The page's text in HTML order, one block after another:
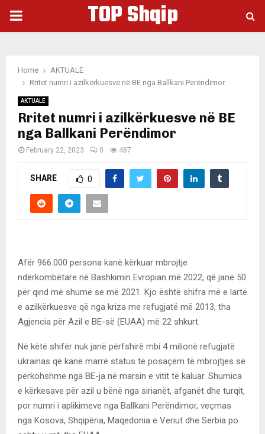
PRIMARY
TOP Shqip
Home
AKTUALE
Rritet numri i azilkërkuesve në BE nga Ballkani Perëndimor
AKTUALE
Rritet numri i azilkërkuesve në BE
nga Ballkani Perëndimor
February 22, 2023 0 487
SHARE 0
Afër 966.000 persona kanë kërkuar mbrojtje
ndërkombëtare në Bashkimin Evropian më 2022, që janë 50
për qind më shumë se më 2021. Kjo është shifra më e lartë
e azilkërkuesve që nga kriza me refugjatë më 2013, tha
Agjencia për Azil e BE-së (EUAA) më 22 shkurt.
Në këtë shifër nuk janë përfshirë mbi 4 milionë refugjatë
ukrainas që kanë marrë status të posaçëm të mbrojtjes së
përkohshme nga BE-ja në marsin e vitit të kaluar. Shumica
e kërkesave për azil u bënë nga sirianët, afganët dhe turqit,
por numri i aplikimeve nga Ballkani Perëndimor, veçmas
nga Kosova, Shqipëria, Maqedonia e Veriut dhe Serbia po